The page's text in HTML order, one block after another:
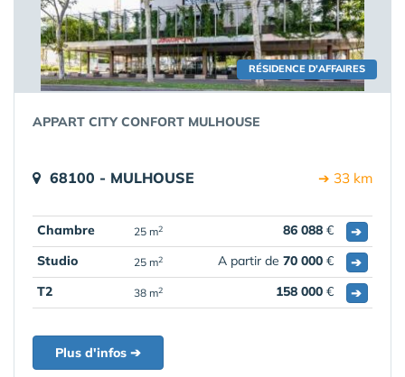
RÉSIDENCE D'AFFAIRES
APPART CITY CONFORT MULHOUSE
68100 - MULHOUSE ➔ 33 km
Chambre 25 m2 86 088 €
➔
Studio
25 m2 A partir de 70 000 €
➔
T2
38 m2 158 000 € ➔
Plus d'infos ➔